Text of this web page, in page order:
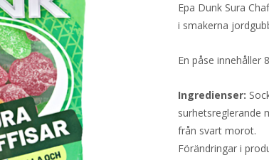
Epa Dunk Sura
i smakerna
En påse innehåller
Ingredienser:
surhetsreglerande
från svart morot.
Förändringar i